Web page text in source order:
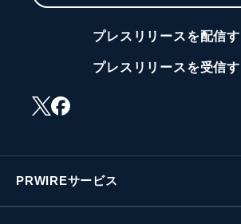
プレスリリースを配信
プレスリリースを受信
PRWIREサービス